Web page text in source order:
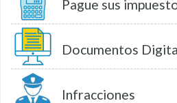
Pague sus
Documentos
Infracciones